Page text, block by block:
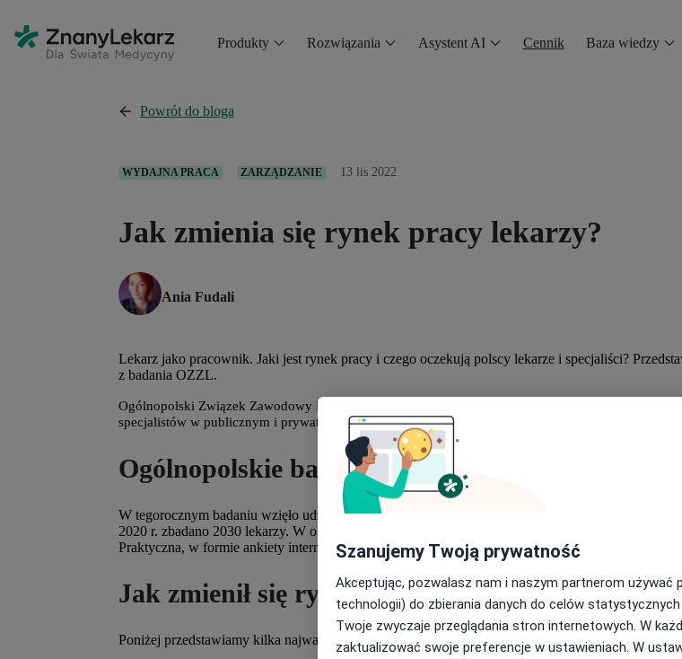
Produkty Rozwiązania Asystent AI Cennik Baza wiedzy
Powrót do bloga
WYDAJNA PRACA ZARZĄDZANIE 13 lis 2022
Jak zmienia się rynek pracy lekarzy?
Ania Fudali
Lekarz jako pracownik. Jaki jest rynek pracy i czego oczekują polscy lekarze i specjaliści?
z badania OZZL.
Ogólnopolski Związek Zawodowy Lekarzy
specjalistów w publicznym i prywatnym sektorze - pierwsze przeprowadzono w lutym 2020 r.
Ogólnopolskie badanie lekarzy 2022
W tegorocznym badaniu wzięło udział 1789 ankietowanych, z czego 99% stanowili lekarze, a 1% -
2020 r. zbadano 2030 lekarzy. W obu przypadkach zostało ono przeprowadzone poprzez portal
Praktyczna, w formie ankiety internetowej.
Jak zmienił się rynek pracy lekarza i specjalisty?
Poniżej przedstawiamy kilka najważniejszych informacji i wniosków z badania
OZZL:
Szanujemy Twoją prywatność
Akceptując, pozwalasz nam i naszym partnerom używać
technologii) do zbierania danych do celów
Twoje zwyczaje przeglądania stron internetowych. W
zaktualizować swoje preferencje w ustawieniach. W